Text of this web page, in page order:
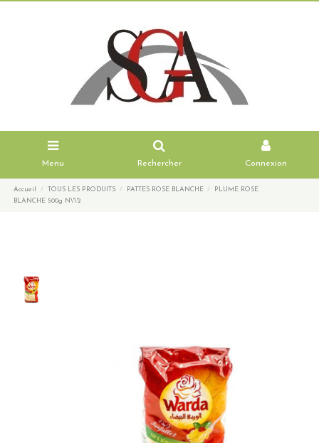
Menu Rechercher Connexion
Accueil TOUS LES PRODUITS PATTES ROSE BLANCHE
PLUME ROSE
BLANCHE 500g N\'\'2